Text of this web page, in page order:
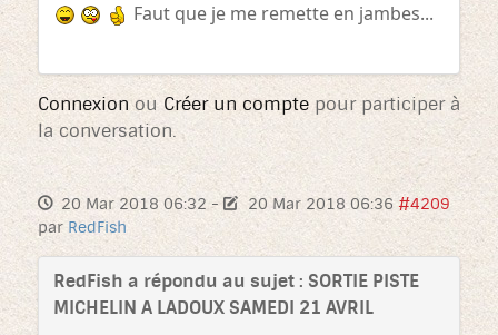
Faut que je me remette en jambes...
Connexionou Créer un compte pour participer à
la conversation.
20 Mar 2018 06:32 - 20 Mar 2018 06:36 #4209
par RedFish
RedFish a répondu au sujet : SORTIE PISTE
MICHELIN A LADOUX SAMEDI 21 AVRIL